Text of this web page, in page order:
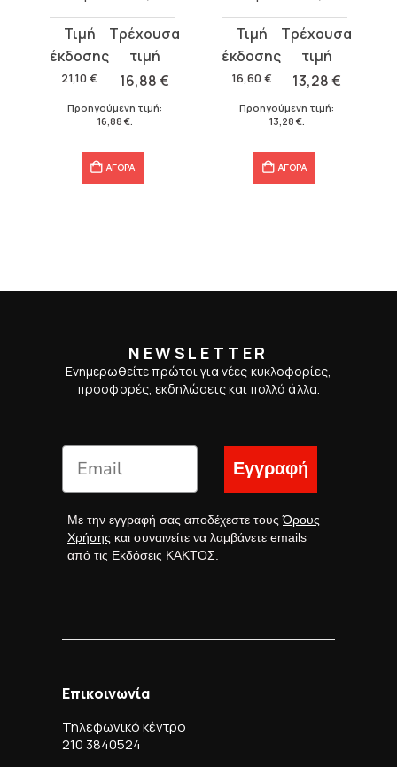
21,10 €
Original
price
was:
16,88€
τρέχουσα
τιμή
16,88 €.
Προηγούμενη τιμή:
16,88 €.
ΑΓΟΡΑ
16,60 €
Original
price
was:
13,28€
τρέχουσα
τιμή
13,28 €.
Προηγούμενη τιμή:
13,28 €.
ΑΓΟΡΑ
NEWSLETTER
Ενημερωθείτε πρώτοι για νέες κυκλοφορίες,
προσφορές, εκδηλώσεις και πολλά άλλα.
Εγγραφή
Με την εγγραφή σας αποδέχεστε τουςΌρους
Χρήσης και συναινείτε να λαμβάνετε emails
από τις Εκδόσεις ΚΑΚΤΟΣ.
Επικοινωνία
Τηλεφωνικό κέντρο
210 3840524